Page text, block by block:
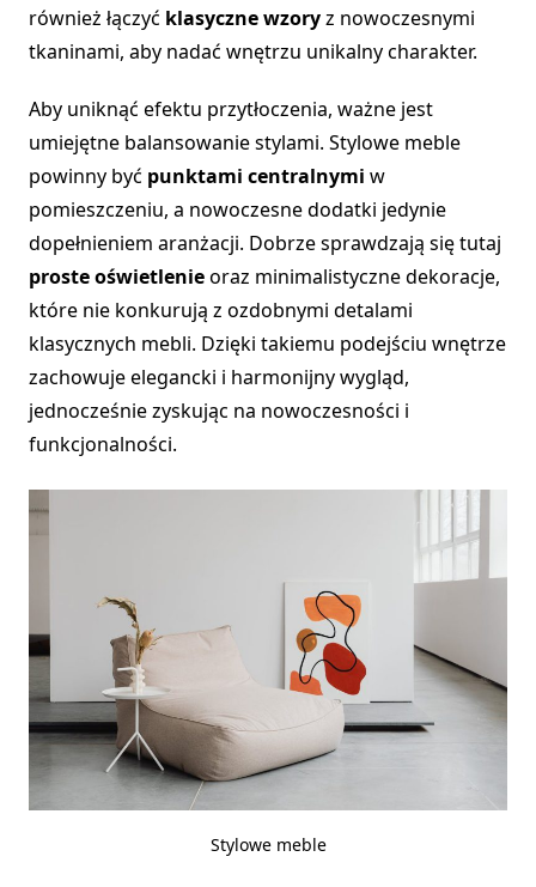
również łączyć klasyczne wzoryz nowoczesnymi
tkaninami, aby nadać wnętrzu unikalny charakter.
Aby uniknąć efektu przytłoczenia, ważne jest
umiejętne balansowanie stylami. Stylowe meble
powinny być punktami centralnymi w
pomieszczeniu, a nowoczesne dodatki jedynie
dopełnieniem aranżacji. Dobrze sprawdzają się tutaj
proste oświetlenieoraz minimalistyczne dekoracje,
które nie konkurują z ozdobnymi detalami
klasycznych mebli. Dzięki takiemu podejściu wnętrze
zachowuje elegancki i harmonijny wygląd,
jednocześnie zyskując na nowoczesności i
funkcjonalności.
Stylowe meble